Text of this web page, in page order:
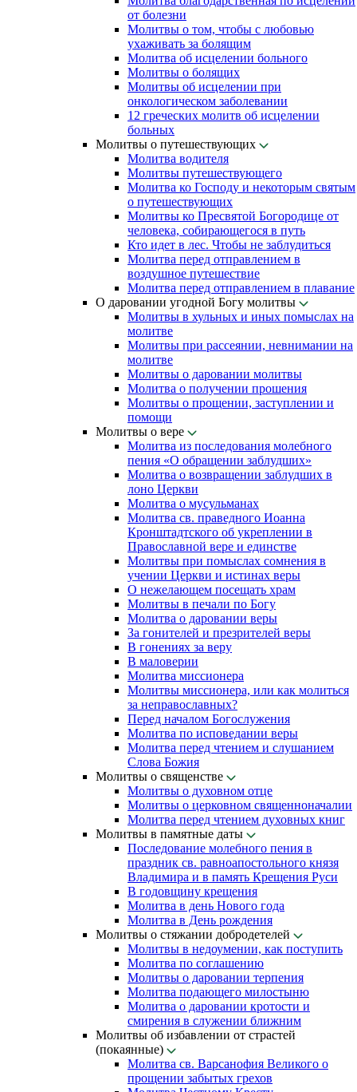
от болезни
Молитвы о том, чтобы с любовью
ухаживать за болящим
Молитва об исцелении больного
Молитвы о болящих
Молитвы об исцелении при
онкологическом заболевании
12 греческих молитв об исцелении
больных
Молитвы о путешествующих
Молитва водителя
Молитвы путешествующего
Молитва ко Господу и некоторым святым
о путешествующих
Молитвы ко Пресвятой Богородице от
человека, собирающегося в путь
Кто идет в лес. Чтобы не заблудиться
Молитва перед отправлением в
воздушное путешествие
Молитва перед отправлением в плавание
О даровании угодной Богу молитвы
Молитвы в хульных и иных помыслах на
молитве
Молитвы при рассеянии, невнимании на
молитве
Молитвы о даровании молитвы
Молитва о получении прошения
Молитвы о прощении, заступлении и
помощи
Молитвы о вере
Молитва из последования молебного
пения «О обращении заблудших»
Молитва о возвращении заблудших в
лоно Церкви
Молитва о мусульманах
Молитва св. праведного Иоанна
Кронштадтского об укреплении в
Православной вере и единстве
Молитвы при помыслах сомнения в
учении Церкви и истинах веры
О нежелающем посещать храм
Молитвы в печали по Богу
Молитва о даровании веры
За гонителей и презрителей веры
В гонениях за веру
В маловерии
Молитва миссионера
Молитвы миссионера, или как молиться
за неправославных?
Перед началом Богослужения
Молитва по исповедании веры
Молитва перед чтением и слушанием
Слова Божия
Молитвы о священстве
Молитвы о духовном отце
Молитвы о церковном священноначалии
Молитва перед чтением духовных книг
Молитвы в памятные даты
Последование молебного пения в
праздник св. равноапостольного князя
Владимира и в память Крещения Руси
В годовщину крещения
Молитва в день Нового года
Молитва в День рождения
Молитвы о стяжании добродетелей
Молитвы в недоумении, как поступить
Молитва по соглашению
Молитвы о даровании терпения
Молитва подающего милостыню
Молитва о даровании кротости и
смирения в служении ближним
Молитвы об избавлении от страстей
(покаянные)
Молитва св. Варсанофия Великого о
прощении забытых грехов